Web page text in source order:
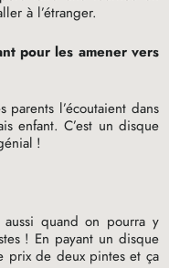
à l’étranger.
pour les amener vers
parents l’écoutaient dans
enfant. C’est un disque
!
quand on pourra y
! En payant un disque
prix de deux pintes et ça